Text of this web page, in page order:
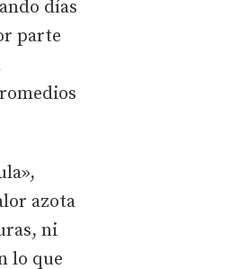
días
parte
azota
ni
lo que